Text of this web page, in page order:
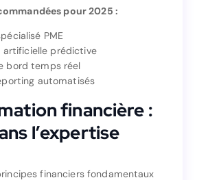
pour 2025 :
PME
artificielle prédictive
bord temps réel
automatisés
financière :
l’expertise
financiers fondamentaux
des analyses financières.
recommandées pour 2025 :
ERP cloud spécialisé PME
artificielle prédictive
Tableaux de bord temps réel
de reporting automatisés
financière :
dans l’expertise